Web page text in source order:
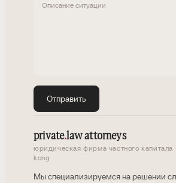
Описание ситуации
Отправить
private.law attorneys
юридическая фирма частного капитала
kong
Мы специализируемся на решении